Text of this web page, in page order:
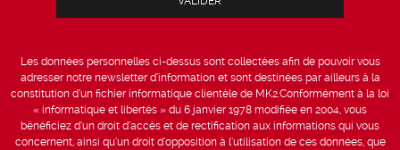
Les données personnelles ci-dessus sont collectées afin de pouvoir vous
adresser notre newsletter d’information et sont destinées par ailleurs à la
constitution d’un fichier informatique clientèle de MK2.Conformément à la loi
« informatique et libertés » du 6 janvier 1978 modifiée en 2004, vous
bénéficiez d’un droit d’accès et de rectification aux informations qui vous
concernent, ainsi qu’un droit d’opposition à l’utilisation de ces données, que